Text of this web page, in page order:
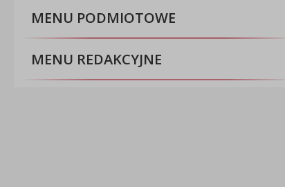
MENU PODMIOTOWE
MENU REDAKCYJNE